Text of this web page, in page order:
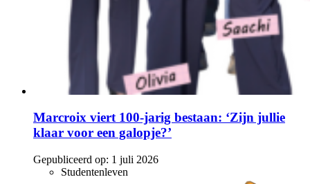
Marcroix viert 100-jarig bestaan: ‘Zijn jullie
klaar voor een galopje?’
Gepubliceerd op: 1 juli 2026
Studentenleven